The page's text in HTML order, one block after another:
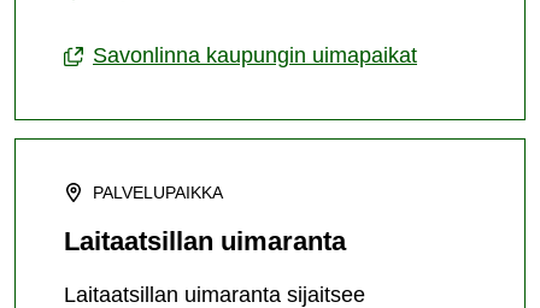
Savonlinna kaupungin uimapaikat
PALVELUPAIKKA
Laitaatsillan uimaranta
Laitaatsillan uimaranta sijaitsee